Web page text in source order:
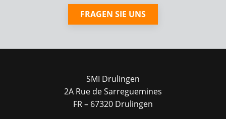
FRAGEN SIE UNS
SMI Drulingen
2A Rue de Sarreguemines
FR – 67320 Drulingen